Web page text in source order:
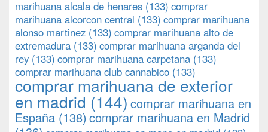
marihuana alcala de henares (133) comprar
marihuana alcorcon central (133) comprar marihuana
alonso martinez (133) comprar marihuana alto de
extremadura (133) comprar marihuana arganda del
rey (133) comprar marihuana carpetana (133)
comprar marihuana club cannabico (133)
comprar marihuana de exterior
en madrid (144) comprar marihuana en
España (138) comprar marihuana en Madrid